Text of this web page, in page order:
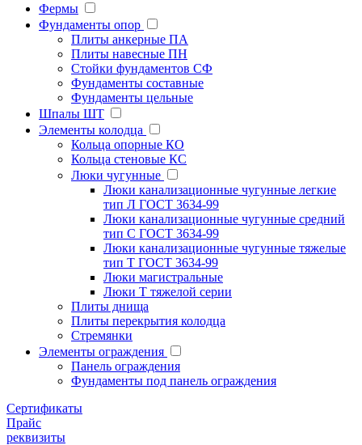
Фермы
Фундаменты опор
Плиты анкерные ПА
Плиты навесные ПН
Стойки фундаментов СФ
Фундаменты составные
Фундаменты цельные
Шпалы ШТ
Элементы колодца
Кольца опорные КО
Кольца стеновые КС
Люки чугунные
Люки канализационные чугунные легкие
тип Л ГОСТ 3634-99
Люки канализационные чугунные средний
тип С ГОСТ 3634-99
Люки канализационные чугунные тяжелые
тип Т ГОСТ 3634-99
Люки магистральные
Люки Т тяжелой серии
Плиты днища
Плиты перекрытия колодца
Стремянки
Элементы ограждения
Панель ограждения
Фундаменты под панель ограждения
Cертификаты
Прайс
реквизиты